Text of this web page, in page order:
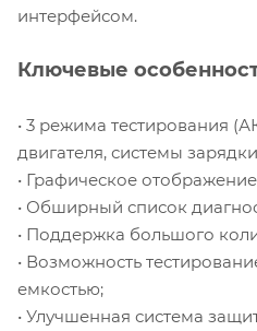
интерфейсом.
Ключевые
• 3 режима тестирования
двигателя, системы
• Графическое
• Обширный список
• Поддержка большого
• Возможность
емкостью;
• Улучшенная система